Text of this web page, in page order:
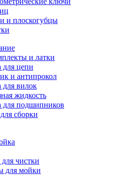
и плоскогубцы
и латки
для цепи
и антипрокол
для вилок
жидкость
для подшипников
сборки
чистки
для мойки